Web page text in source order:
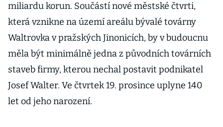
miliardu korun. Součástí nové městské čtvrti,
která vznikne na území areálu bývalé továrny
Waltrovka v pražských Jinonicích, by v budoucnu
měla být minimálně jedna z původních továrních
staveb firmy, kterou nechal postavit podnikatel
Josef Walter. Ve čtvrtek 19. prosince uplyne 140
let od jeho narození.